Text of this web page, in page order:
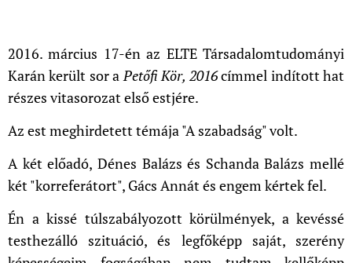
2016. március 17-én az ELTE Társadalomtudományi
Karán került sor aPetőfi Kör, 2016címmel indított hat
részes vitasorozat első estjére.
Az est meghirdetett témája "A szabadság" volt.
A két előadó, Dénes Balázs és Schanda Balázs mellé
két "korreferátort", Gács Annát és engem kértek fel.
Én a kissé túlszabályozott körülmények, a kevéssé
testhezálló szituáció, és legfőképp saját, szerény